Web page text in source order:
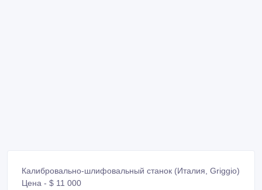
Калибровально-шлифовальный станок (Италия, Griggio)
Цена - $ 11 000